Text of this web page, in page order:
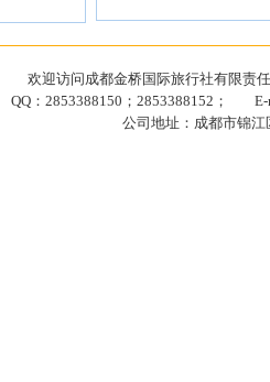
欢迎访问成都金桥国际旅行社有限责
QQ：2853388150；2853388152； E-
公司地址：成都市锦